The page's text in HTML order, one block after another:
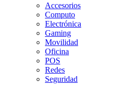
Accesorios
Computo
Electrónica
Gaming
Movilidad
Oficina
POS
Redes
Seguridad